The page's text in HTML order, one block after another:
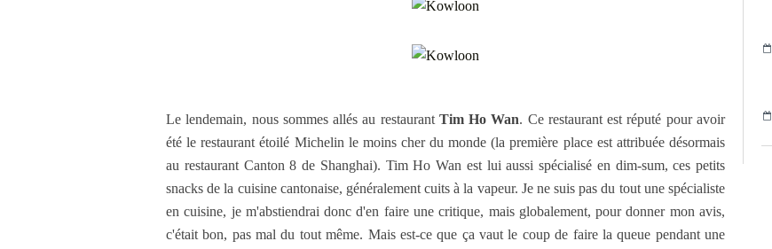
Le lendemain, nous sommes allés au restaurant Tim Ho Wan. Ce restaurant est réputé pour avoir
été le restaurant étoilé Michelin le moins cher du monde (la première place est attribuée désormais
au restaurant Canton 8 de Shanghai). Tim Ho Wan est lui aussi spécialisé en dim-sum, ces petits
snacks de la cuisine cantonaise, généralement cuits à la vapeur. Je ne suis pas du tout une spécialiste
en cuisine, je m'abstiendrai donc d'en faire une critique, mais globalement, pour donner mon avis,
c'était bon, pas mal du tout même. Mais est-ce que ça vaut le coup de faire la queue pendant une